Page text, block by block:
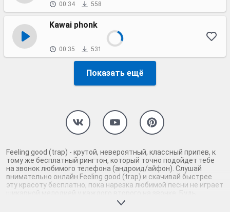
00:34 558
Kawai phonk
00:35 531
Показать ещё
Feeling good (trap) - крутой, невероятный, классный припев, к
тому же бесплатный рингтон, который точно подойдет тебе
на звонок любимого телефона (андроид/айфон). Слушай
внимательно онлайн Feeling good (trap) и скачивай быстрее
эту красоту бесплатно, пока нарезка любимой песни не играет
шикарной мелодией у каждого второго на звонке. Будь
первым, кто скачает бесплатно сей шедевр музыки и оценит